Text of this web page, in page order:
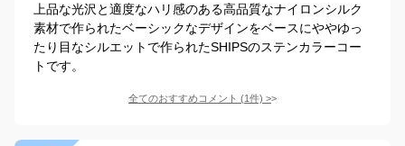
上品な光沢と適度なハリ感のある高品質なナイロンシルク
素材で作られたベーシックなデザインをベースにややゆっ
たり目なシルエットで作られたSHIPSのステンカラーコー
トです。
全てのおすすめコメント (1件) >